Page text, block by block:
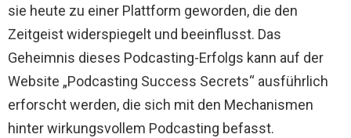
sie heute zu einer Plattform geworden, die den
Zeitgeist widerspiegelt und beeinflusst. Das
Geheimnis dieses Podcasting-Erfolgs kann auf der
Website „Podcasting Success Secrets“ ausführlich
erforscht werden, die sich mit den Mechanismen
hinter wirkungsvollem Podcasting befasst.